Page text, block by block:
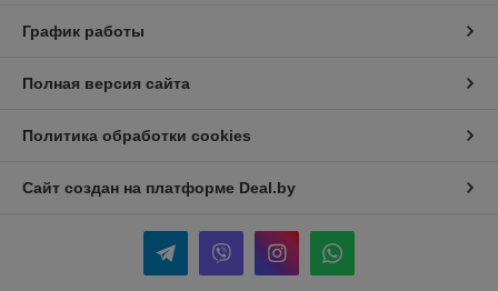
График работы
Полная версия сайта
Политика обработки cookies
Сайт создан на платформе Deal.by